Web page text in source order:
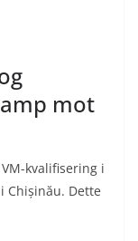
mot
kvalifisering i
Chișinău. Dette